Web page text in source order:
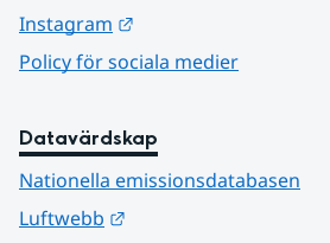
Instagram
Policy för sociala medier
Datavärdskap
Nationella emissionsdatabasen
Luftwebb